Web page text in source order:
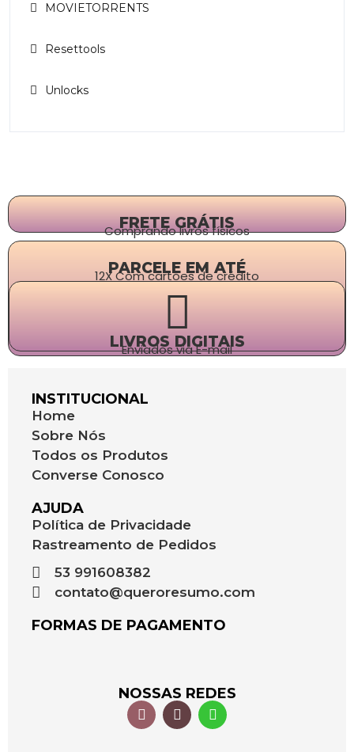
MOVIETORRENTS
Resettools
Unlocks
FRETE GRÁTIS
Comprando livros físicos
PARCELE EM ATÉ
12X Com cartões de crédito
LIVROS DIGITAIS
Enviados via E-mail
INSTITUCIONAL
Home
Sobre Nós
Todos os Produtos
Converse Conosco
AJUDA
Política de Privacidade
Rastreamento de Pedidos
53 991608382
contato@queroresumo.com
FORMAS DE PAGAMENTO
NOSSAS REDES